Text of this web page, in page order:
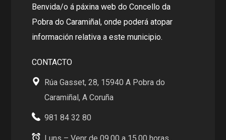
Benvida/o á páxina web do Concello da
Pobra do Caramiñal, onde poderá atopar
información relativa a este municipio.
CONTACTO
Rúa Gasset, 28, 15940 A Pobra do
Caramiñal, A Coruña
981 84 32 80